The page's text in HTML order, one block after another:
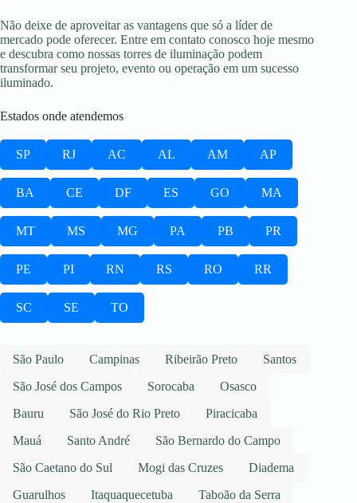
Não deixe de aproveitar as vantagens que só a líder de
mercado pode oferecer. Entre em contato conosco hoje mesmo
e descubra como nossas torres de iluminação podem
transformar seu projeto, evento ou operação em um sucesso
iluminado.
Estados onde atendemos
SP RJ AC AL AM AP
BA CE DF ES GO MA
MT MS MG PA PB PR
PE PI RN RS RO RR
SC SE TO
São Paulo Campinas Ribeirão Preto
Santos
São José dos Campos
Sorocaba
Osasco
Bauru
São José do Rio Preto
Piracicaba
Mauá
Santo André
São Bernardo do Campo
São Caetano do Sul
Mogi das Cruzes
Diadema
Guarulhos
Itaquaquecetuba
Taboão da Serra